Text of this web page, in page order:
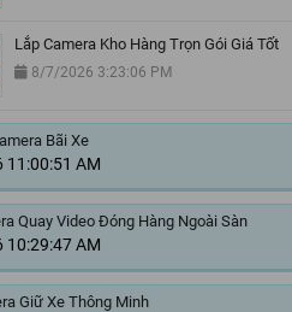
Lắp Camera Kho Hàng Trọn Gói Giá Tốt
8/7/2026 3:23:06 PM
Bãi Xe
AM
Quay Video Đóng Hàng Ngoài Sàn
AM
Giữ Xe Thông Minh